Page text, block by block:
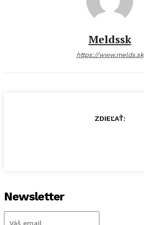
Meldssk
https://www.melds.sk
ZDIEĽAŤ:
Newsletter